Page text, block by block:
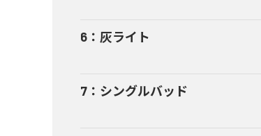
6 ： 灰ライト
7 ： シングルバッド